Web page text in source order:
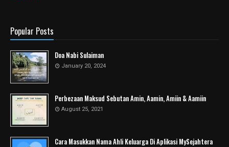
Popular Posts
Doa Nabi Sulaiman
January 20, 2024
Perbezaan Maksud Sebutan Amin, Aamin, Amiin & Aamiin
August 25, 2021
Cara Masukkan Nama Ahli Keluarga Di Aplikasi MySejahtera